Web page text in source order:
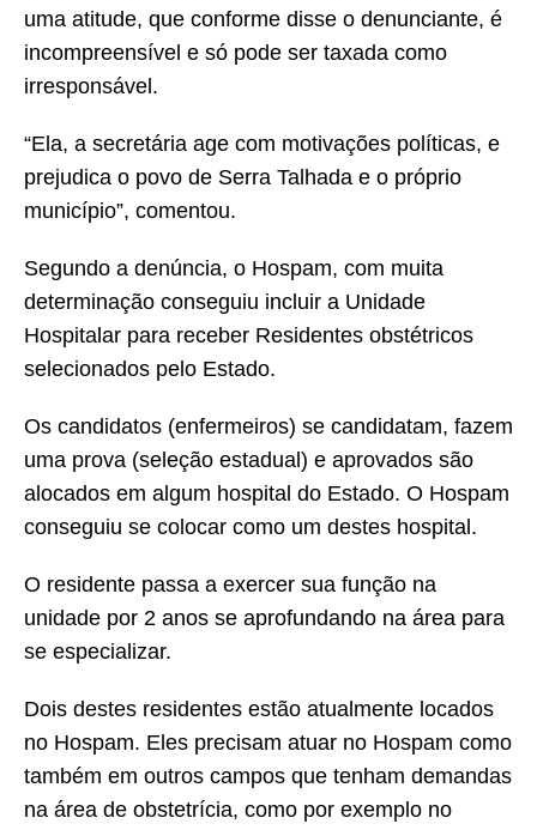
uma atitude, que conforme disse o denunciante, é
incompreensível e só pode ser taxada como
irresponsável.
“Ela, a secretária age com motivações políticas, e
prejudica o povo de Serra Talhada e o próprio
município”, comentou.
Segundo a denúncia, o Hospam, com muita
determinação conseguiu incluir a Unidade
Hospitalar para receber Residentes obstétricos
selecionados pelo Estado.
Os candidatos (enfermeiros) se candidatam, fazem
uma prova (seleção estadual) e aprovados são
alocados em algum hospital do Estado. O Hospam
conseguiu se colocar como um destes hospital.
O residente passa a exercer sua função na
unidade por 2 anos se aprofundando na área para
se especializar.
Dois destes residentes estão atualmente locados
no Hospam. Eles precisam atuar no Hospam como
também em outros campos que tenham demandas
na área de obstetrícia, como por exemplo no